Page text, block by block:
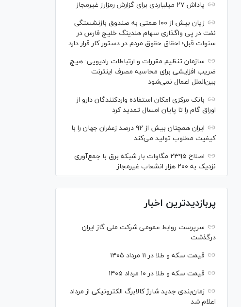
پاداش ۲۷ میلیاردی برای گزارش رمزارز غیرمجاز
زیان بیش از ۱۰۰ همتی به صندوق بازنشستگی
نفت در پی واگذاری سهام هلدینگ خلیج فارس در
سنوات قبل؛ احقاق حقوق مردم در دستور کار قرار دارد
سازمان تنظیم مقررات و ارتباطات رادیویی: هیچ
ضریب افزایشی برای محاسبه مصرف اینترنت
بین‌الملل اعمال نمی‌شود
بانک مرکزی امکان استفاده واردکنندگان دارو از
اوراق گام را تا پایان امسال تمدید کرد
ایران همچنان بیش از ۹۲ درصد زعفران جهان را با
کیفیت مطلوب تولید می‌کند
اصلاح ۲۳۹۵ مگاوات بار شبکه برق با جمع‌آوری
نزدیک به ۲۰۰ هزار انشعاب غیرمجاز
پربازدیدترین اخبار
سرپرست روابط عمومی شرکت ملی گاز ایران
درگذشت
قیمت سکه و طلا در ۱۱ مرداد ۱۴۰۵
قیمت سکه و طلا در ۱۰ مرداد ۱۴۰۵
زمان‌بندی جدید شارژ کالابرگ الکترونیکی از مرداد
اعلام شد